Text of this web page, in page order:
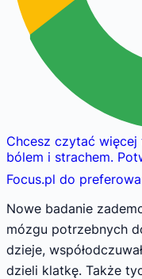
Chcesz czytać więcej
bólem i strachem.
Focus.pl do
Nowe badanie
mózgu potrzebnych
dzieje,
dzieli klatkę. Także